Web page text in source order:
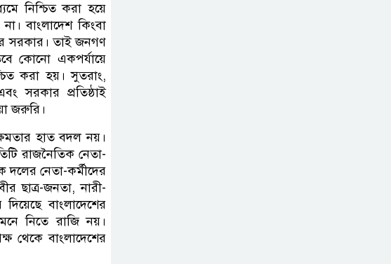
নিশ্চিত করা হয়ে
বাংলাদেশ কিংবা
সরকার। তাই জনগণ
কোনো একপর্যায়ে
করা হয়। সুতরাং,
সরকার প্রতিষ্ঠাই
জরুরি।
হাত বদল নয়।
রাজনৈতিক নেতা-
দলের নেতা-কর্মীদের
ছাত্র-জনতা, নারী-
বাংলাদেশের
নিতে রাজি নয়।
থেকে বাংলাদেশের